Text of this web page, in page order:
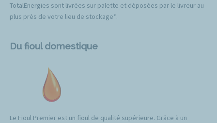
TotalEnergies sont livrées sur palette et déposées par le livreur au
plus près de votre lieu de stockage*.
Du fioul domestique
Le Fioul Premier est un fioul de qualité supérieure. Grâce à un